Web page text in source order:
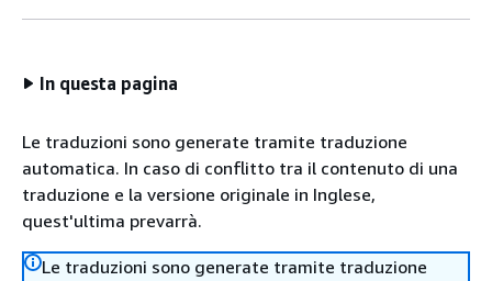
In questa pagina
Le traduzioni sono generate tramite traduzione
automatica. In caso di conflitto tra il contenuto di una
traduzione e la versione originale in Inglese,
quest'ultima prevarrà.
Le traduzioni sono generate tramite traduzione